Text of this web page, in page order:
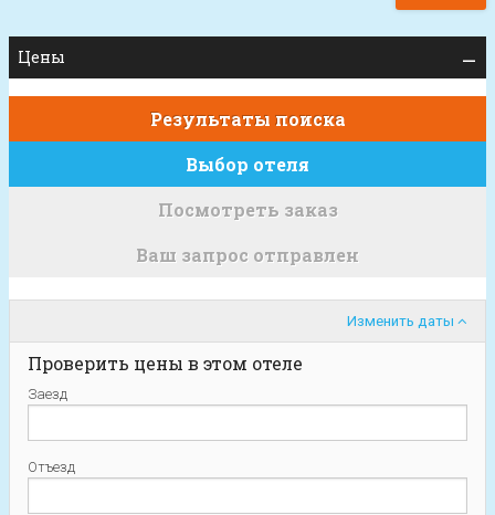
Цены
Результаты поиска
Выбор отеля
Посмотреть заказ
Ваш запрос отправлен
Изменить даты
Проверить цены в этом отеле
Заезд
Отъезд